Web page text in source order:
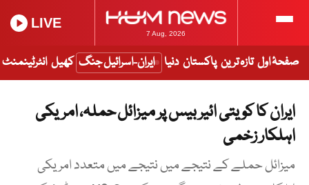
7 Aug, 2026
LIVE
صفحۂ اول تازہ ترین پاکستان دنیا ایران-اسرائیل جنگ کھیل انٹرٹینمنٹ
ایران کا کویتی ائیر بیس پر میزائل حملہ، امریکی
اہلکار زخمی
میزائل حملے کے نتیجے میں نتیجے میں متعدد امریکی